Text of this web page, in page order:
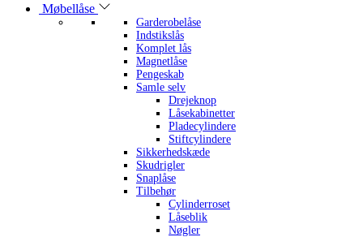
Møbellåse
Garderobelåse
Indstikslås
Komplet lås
Magnetlåse
Pengeskab
Samle selv
Drejeknop
Låsekabinetter
Pladecylindere
Stiftcylindere
Sikkerhedskæde
Skudrigler
Snaplåse
Tilbehør
Cylinderroset
Låseblik
Nøgler